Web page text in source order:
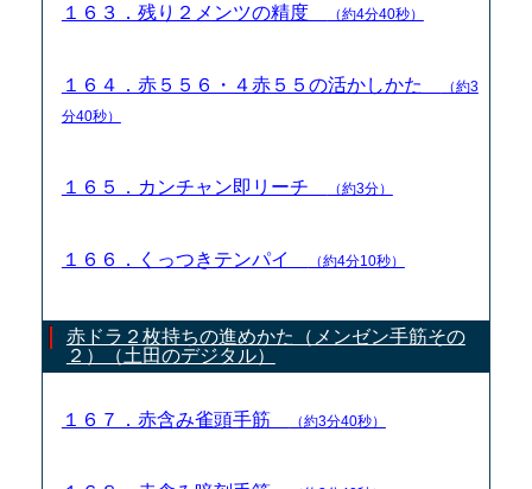
１６３．残り２メンツの精度 （約4分40秒）
１６４．赤５５６・４赤５５の活かしかた
（約3
分40秒）
１６５．カンチャン即リーチ （約3分）
１６６．くっつきテンパイ （約4分10秒）
赤ドラ２枚持ちの進めかた（メンゼン手筋その
２）（土田のデジタル）
１６７．赤含み雀頭手筋 （約3分40秒）